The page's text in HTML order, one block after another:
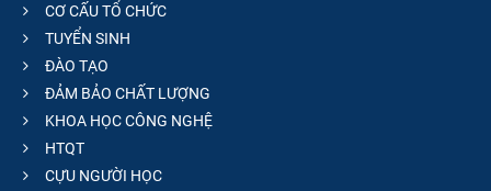
CƠ CẤU TỔ CHỨC
TUYỂN SINH
ĐÀO TẠO
ĐẢM BẢO CHẤT LƯỢNG
KHOA HỌC CÔNG NGHỆ
HTQT
CỰU NGƯỜI HỌC